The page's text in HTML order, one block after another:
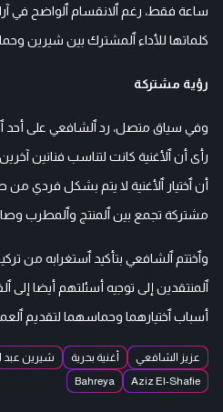
ساعة فقط، رغم ٱلانقسام ٱلواضح في
كلماتها للأداء ٱلمشترك بين شيرين
رؤية مشتركة
وفي سياق متصل، رد ٱلشافعي على أحد
رأى أن ٱلأغنية كانت لتناسب فنانين
أن ٱختيار ٱلأغنية لا يتم بشكل فردي
مشتركة تجمع بين ٱلمنتج وٱلمطرب
وٱختتم ٱلشافعي بتأكيد ٱستغرابه من
ٱلمنتقدين إلى توجيه أسئلتهم أيضا
أسباب ٱختيارهما وحماسهما لتقديم
عزيز الشافعي أغنية بحرية شيرين عبد
Aziz El-Shafie
Bahreya